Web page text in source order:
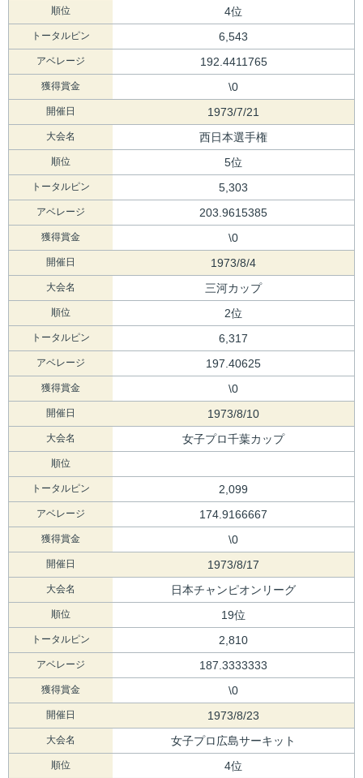
順位 4位
トータルピン 6,543
アベレージ 192.4411765
獲得賞金 \0
開催日 1973/7/21
大会名 西日本選手権
順位 5位
トータルピン 5,303
アベレージ 203.9615385
獲得賞金 \0
開催日 1973/8/4
大会名 三河カップ
順位 2位
トータルピン 6,317
アベレージ 197.40625
獲得賞金 \0
開催日 1973/8/10
大会名 女子プロ千葉カップ
順位
トータルピン 2,099
アベレージ 174.9166667
獲得賞金 \0
開催日 1973/8/17
大会名 日本チャンピオンリーグ
順位 19位
トータルピン 2,810
アベレージ 187.3333333
獲得賞金 \0
開催日 1973/8/23
大会名 女子プロ広島サーキット
順位 4位